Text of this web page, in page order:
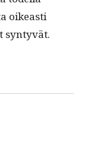
oikeasti
syntyvät.